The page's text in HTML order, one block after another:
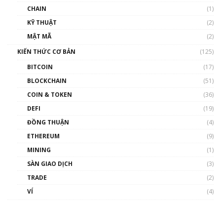
00:43:47
như thể nào?
00:39:31
Phổ cập Blockchain
thống & Crypto qua các cuộc chiến | Phổ cập
CHAIN
(1)
KỸ THUẬT
(2)
MẬT MÃ
(2)
KIẾN THỨC CƠ BẢN
(125)
BITCOIN
(17)
BLOCKCHAIN
(51)
COIN & TOKEN
(36)
DEFI
(19)
ĐỒNG THUẬN
(4)
ETHEREUM
(9)
MINING
(1)
SÀN GIAO DỊCH
(3)
TRADE
(2)
VÍ
(4)